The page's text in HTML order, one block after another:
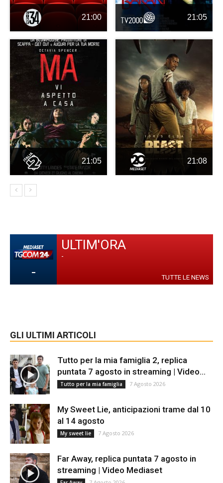
21:00 21:05
21:05 21:08
-
ULTIM'ORA
-
TUTTE LE NEWS
GLI ULTIMI ARTICOLI
Tutto per la mia famiglia 2, replica
puntata 7 agosto in streaming | Video...
Tutto per la mia famiglia 7 Agosto 2026
My Sweet Lie, anticipazioni trame dal 10
al 14 agosto
My sweet lie 7 Agosto 2026
Far Away, replica puntata 7 agosto in
streaming | Video Mediaset